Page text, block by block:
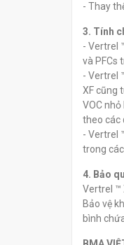
- Thay
3. Tính
- Vertrel
và PFCs
- Vertrel
XF cũng
VOC
theo các
- Vertrel
trong
4. Bảo
Vertrel ™
Bảo vệ
bình